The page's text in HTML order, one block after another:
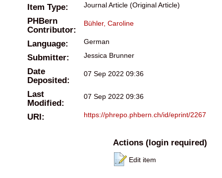
Item Type: Journal Article (Original Article)
PHBern
Contributor:
Bühler, Caroline
Language: German
Submitter: Jessica Brunner
Date
Deposited:
07 Sep 2022 09:36
Last
Modified:
07 Sep 2022 09:36
URI: https://phrepo.phbern.ch/id/eprint/2267
Actions (login required)
Edit item